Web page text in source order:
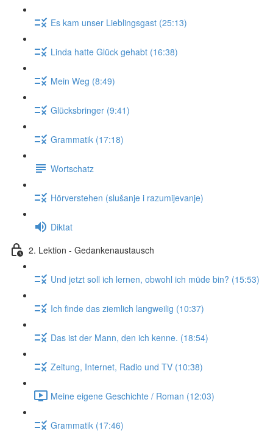
Es kam unser Lieblingsgast (25:13)
Linda hatte Glück gehabt (16:38)
Mein Weg (8:49)
Glücksbringer (9:41)
Grammatik (17:18)
Wortschatz
Hörverstehen (slušanje i razumijevanje)
Diktat
2. Lektion - Gedankenaustausch
Und jetzt soll ich lernen, obwohl ich müde bin? (15:53)
Ich finde das ziemlich langweilig (10:37)
Das ist der Mann, den ich kenne. (18:54)
Zeitung, Internet, Radio und TV (10:38)
Meine eigene Geschichte / Roman (12:03)
Grammatik (17:46)